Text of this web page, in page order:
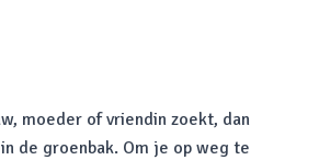
moeder of vriendin zoekt, dan
de groenbak. Om je op weg te